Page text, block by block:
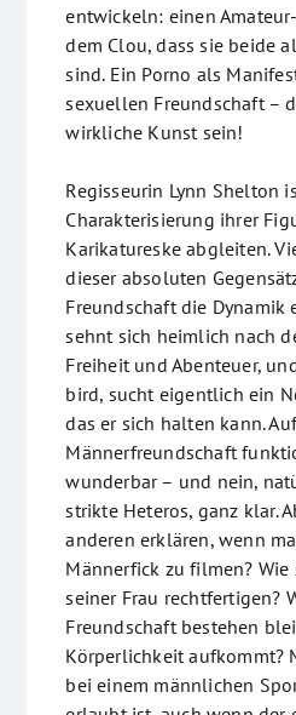
entwickeln: einen
dem Clou, dass sie beide
sind. Ein Porno als
sexuellen Freundschaft –
wirkliche Kunst sein!
Regisseurin Lynn Shelton
Charakterisierung ihrer
Karikatureske abgleiten.
dieser absoluten
Freundschaft die Dynamik
sehnt sich heimlich nach
Freiheit und Abenteuer,
bird, sucht eigentlich ein
das er sich halten kann.
Männerfreundschaft
wunderbar – und nein,
strikte Heteros, ganz klar.
anderen erklären, wenn
Männerfick zu filmen?
seiner Frau rechtfertigen?
Freundschaft bestehen
Körperlichkeit aufkommt?
bei einem männlichen